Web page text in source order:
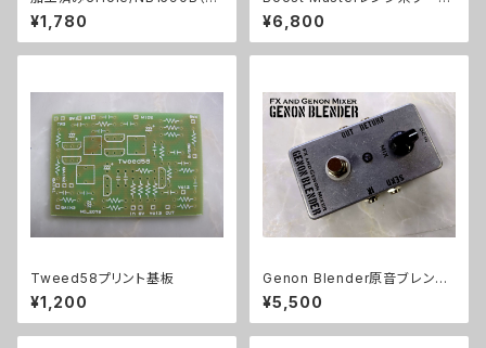
2x61x32mm）アルミダイキャス
トケース
¥1,780
ターキット【BASIC KIT】
¥6,800
Tweed58プリント基板
¥1,200
Genon Blender原音ブレンド
キット【BASIC KIT】
¥5,500